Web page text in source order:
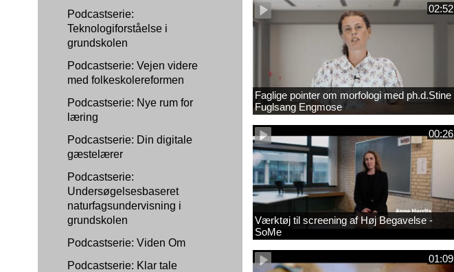
Podcastserie:
Teknologiforståelse i
grundskolen
Podcastserie: Vejen videre
med folkeskolereformen
Podcastserie: Nye rum for
læring
Podcastserie: Din digitale
gæstelærer
Podcastserie:
Undersøgelsesbaseret
naturfagsundervisning i
grundskolen
Podcastserie: Viden Om
Podcastserie: Klar tale
02:52
Faglige pointer om morfologi med ph.d.Stine
Fuglsang Engmose
00:26
Værktøj til screening af Høj Begavelse -
SoMe
01:09